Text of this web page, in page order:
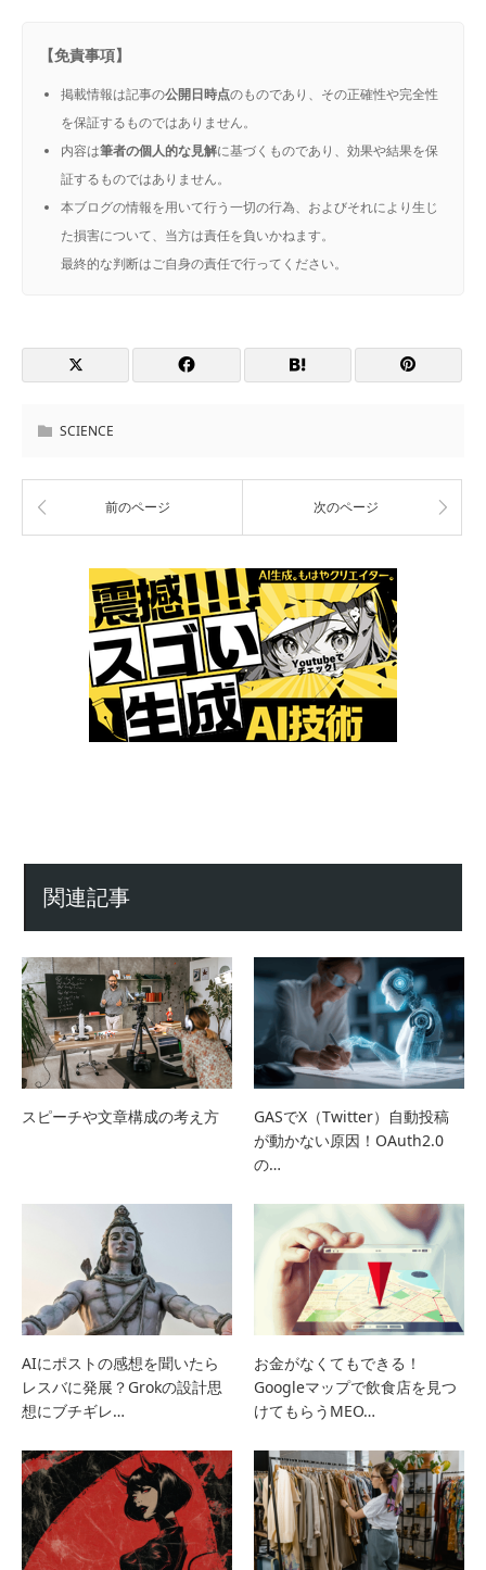
【免責事項】
掲載情報は記事の公開日時点のものであり、その正確性や完全性
を保証するものではありません。
内容は筆者の個人的な見解に基づくものであり、効果や結果を保
証するものではありません。
本ブログの情報を用いて行う一切の行為、およびそれにより生じ
た損害について、当方は責任を負いかねます。
最終的な判断はご自身の責任で行ってください。
SCIENCE
前のページ 次のページ
関連記事
スピーチや文章構成の考え方
GASでX（Twitter）自動投稿
が動かない原因！OAuth2.0
の…
AIにポストの感想を聞いたら
レスバに発展？Grokの設計思
想にブチギレ…
お金がなくてもできる！
Googleマップで飲食店を見つ
けてもらうMEO…